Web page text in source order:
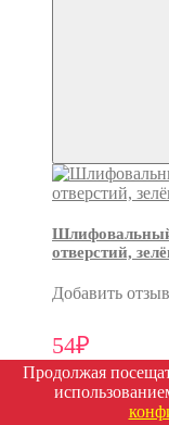
отверстий,
Добавить отзыв
54₽
Продолжая